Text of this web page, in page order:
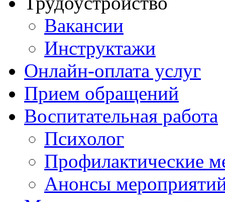
Вакансии
Инструктажи
Онлайн-оплата услуг
Прием обращений
Воспитательная работа
Психолог
Профилактические
Анонсы